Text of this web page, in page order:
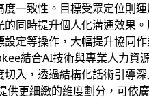
一致性。目標受眾定位則
同時提升個人化溝通效果
定等操作，大幅提升協同作
結合AI技術與專業人力資
切入，透過結構化話術引導
供更細緻的維度劃分，可依